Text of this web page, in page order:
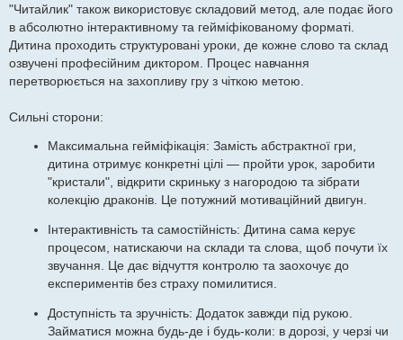
"Читайлик" також використовує складовий метод, але подає його
в абсолютно інтерактивному та гейміфікованому форматі.
Дитина проходить структуровані уроки, де кожне слово та склад
озвучені професійним диктором. Процес навчання
перетворюється на захопливу гру з чіткою метою.
Сильні сторони:
Максимальна гейміфікація: Замість абстрактної гри,
дитина отримує конкретні цілі — пройти урок, заробити
"кристали", відкрити скриньку з нагородою та зібрати
колекцію драконів. Це потужний мотиваційний двигун.
Інтерактивність та самостійність: Дитина сама керує
процесом, натискаючи на склади та слова, щоб почути їх
звучання. Це дає відчуття контролю та заохочує до
експериментів без страху помилитися.
Доступність та зручність: Додаток завжди під рукою.
Займатися можна будь-де і будь-коли: в дорозі, у черзі чи